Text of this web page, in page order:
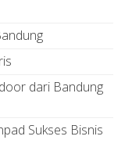
dari Bandung
Sukses Bisnis